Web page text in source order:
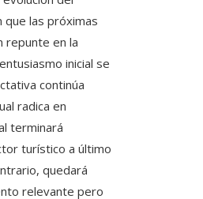
que las próximas
repunte en la
inicial se
continúa
radica en
terminará
turístico a último
quedará
relevante pero